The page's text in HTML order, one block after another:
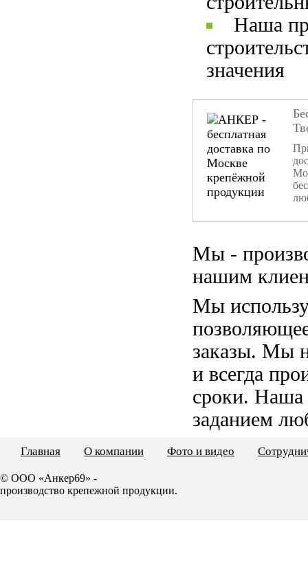
Наша
значения
Мы -
нашим
Мы
заказы. Мы
и всегда
сроки. Наша
заданием
Главная О компании Фото и видео
© ООО «Анкер69» -
производство крепежной продукции.